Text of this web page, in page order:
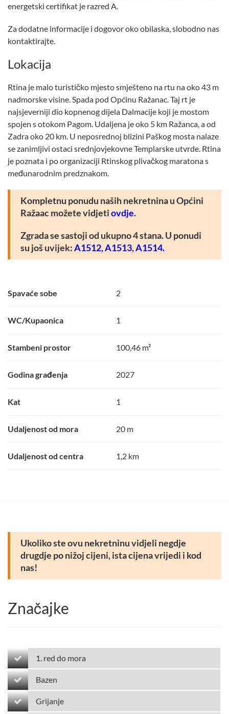
energetski certifikat je razred A.
Za dodatne informacije i dogovor oko obilaska, slobodno nas
kontaktirajte.
Lokacija
Rtina je malo turističko mjesto smješteno na rtu na oko 43 m
nadmorske visine. Spada pod Općinu Ražanac. Taj rt je
najsjeverniji dio kopnenog dijela Dalmacije koji je mostom
spojen s otokom Pagom. Udaljena je oko 5 km Ražanca, a od
Zadra oko 20 km. U neposrednoj blizini Paškog mosta nalaze
se zanimljivi ostaci srednjovjekovne Templarske utvrde. Rtina
je poznata i po organizaciji Rtinskog plivačkog maratona s
međunarodnim predznakom.
Kompletnu ponudu naših nekretnina u Općini
Ražaac možete vidjetiovdje.
Zgrada se sastoji od ukupno 4 stana. U ponudi
su još uvijek:A1512,A1513,A1514.
Spavaće sobe 2
WC/Kupaonica 1
Stambeni prostor 100,46 m²
Godina građenja 2027
Kat 1
Udaljenost od mora 20 m
Udaljenost od centra 1,2 km
Ukoliko ste ovu nekretninu vidjeli negdje
drugdje po nižoj cijeni, ista cijena vrijedi i kod
nas!
Značajke
1. red do mora
Bazen
Grijanje